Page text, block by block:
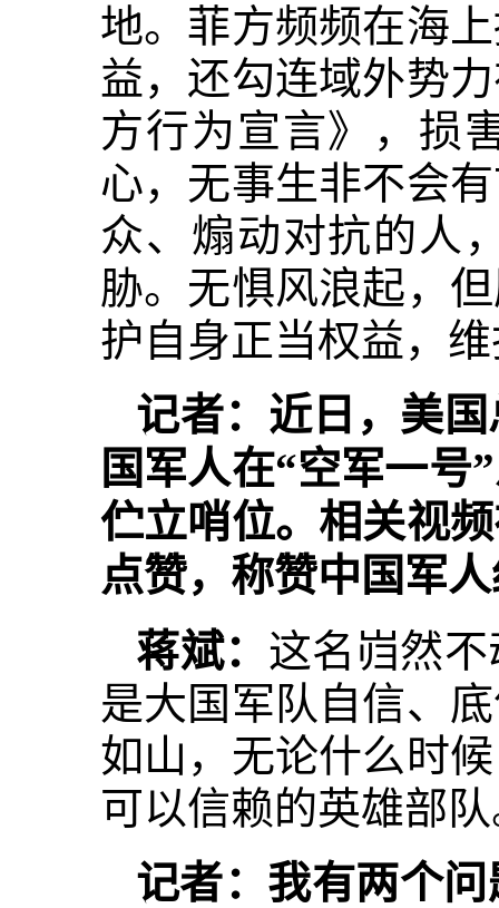
地。菲方频频在海
益，还勾连域外势
方行为宣言》，损
心，无事生非不会
众、煽动对抗的人
胁。无惧风浪起，
护自身正当权益，
记者：近日，美
国军人在“空军一号
伫立哨位。相关视
点赞，称赞中国军
蒋斌： 这名岿然
是大国军队自信、
如山，无论什么时
可以信赖的英雄部
记者：我有两个